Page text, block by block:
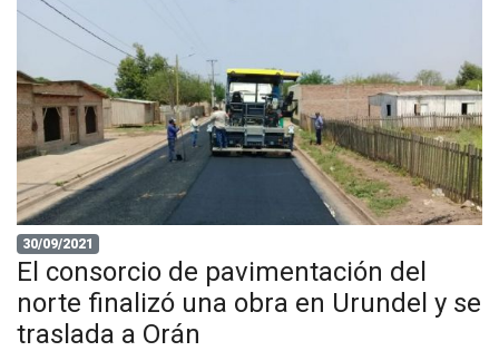
30/09/2021
El consorcio de pavimentación del
norte finalizó una obra en Urundel y se
traslada a Orán